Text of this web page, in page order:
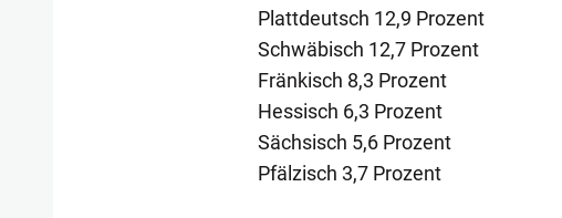
Plattdeutsch 12,9 Prozent
Schwäbisch 12,7 Prozent
Fränkisch 8,3 Prozent
Hessisch 6,3 Prozent
Sächsisch 5,6 Prozent
Pfälzisch 3,7 Prozent